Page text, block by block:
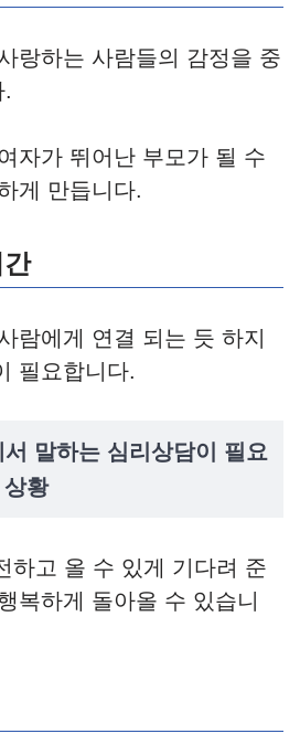
랑하는 사람들의 감정을 중
.
자가 뛰어난 부모가 될 수
게 만듭니다.
람에게 연결 되는 듯 하지
필요합니다.
서 말하는 심리상담이 필요
황
하고 올 수 있게 기다려 준
복하게 돌아올 수 있습니